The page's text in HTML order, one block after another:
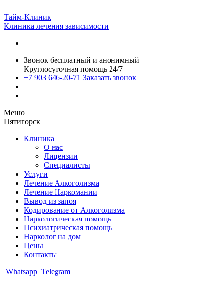
Тайм-Клиник
Клиника лечения зависимости
Звонок бесплатный и анонимный
Круглосуточная помощь 24/7
+7 903 646-20-71 Заказать звонок
Меню
Пятигорск
Клиника
О нас
Лицензии
Специалисты
Услуги
Лечение Алкоголизма
Лечение Наркомании
Вывод из запоя
Кодирование от Алкоголизма
Наркологическая помощь
Психиатрическая помощь
Нарколог на дом
Цены
Контакты
Whatsapp Telegram